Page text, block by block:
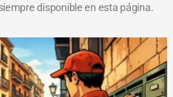
disponible en esta página.